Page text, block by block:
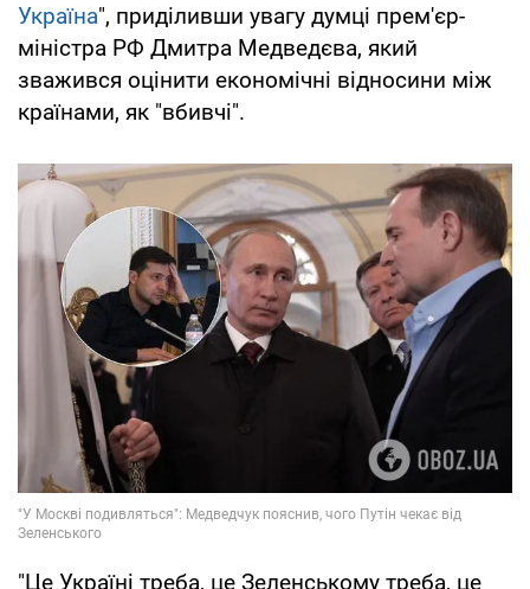
Україна", приділивши увагу думці прем'єр-
міністра РФ Дмитра Медведєва, який
зважився оцінити економічні відносини між
країнами, як "вбивчі".
"Це Україні треба, це Зеленському треба, це